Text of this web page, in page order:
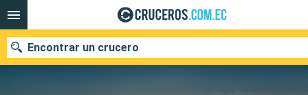
Encontrar un crucero